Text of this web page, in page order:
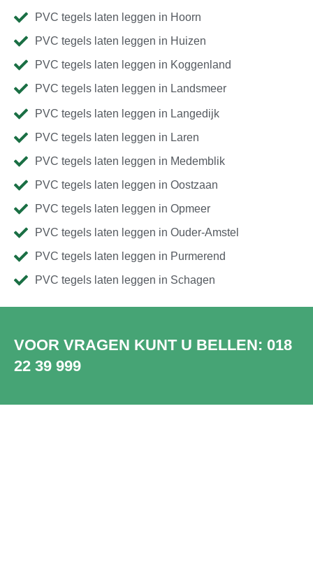
PVC tegels laten leggen in Hoorn
PVC tegels laten leggen in Huizen
PVC tegels laten leggen in Koggenland
PVC tegels laten leggen in Landsmeer
PVC tegels laten leggen in Langedijk
PVC tegels laten leggen in Laren
PVC tegels laten leggen in Medemblik
PVC tegels laten leggen in Oostzaan
PVC tegels laten leggen in Opmeer
PVC tegels laten leggen in Ouder-Amstel
PVC tegels laten leggen in Purmerend
PVC tegels laten leggen in Schagen
VOOR VRAGEN KUNT U BELLEN: 018
22 39 999